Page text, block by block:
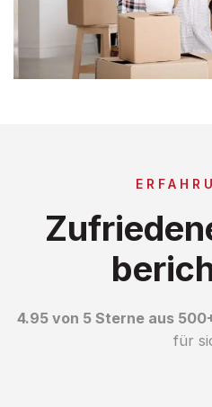
4.95 von 5 Sterne aus
für